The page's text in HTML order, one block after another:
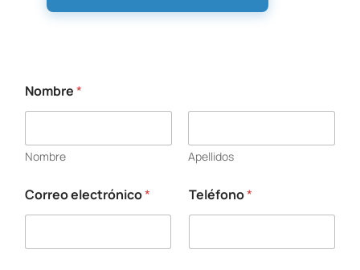
*
C
r
r
o
E
s
a
Nombre*
Nombre Apellidos
Correo electrónico* Teléfono*